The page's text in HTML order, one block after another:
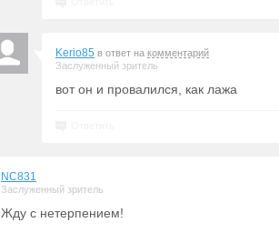
Kerio85 в ответ на комментарий
Заслуженный зритель
вот он и провалился, как лажа
NC831
Заслуженный зритель
Жду с нетерпением!